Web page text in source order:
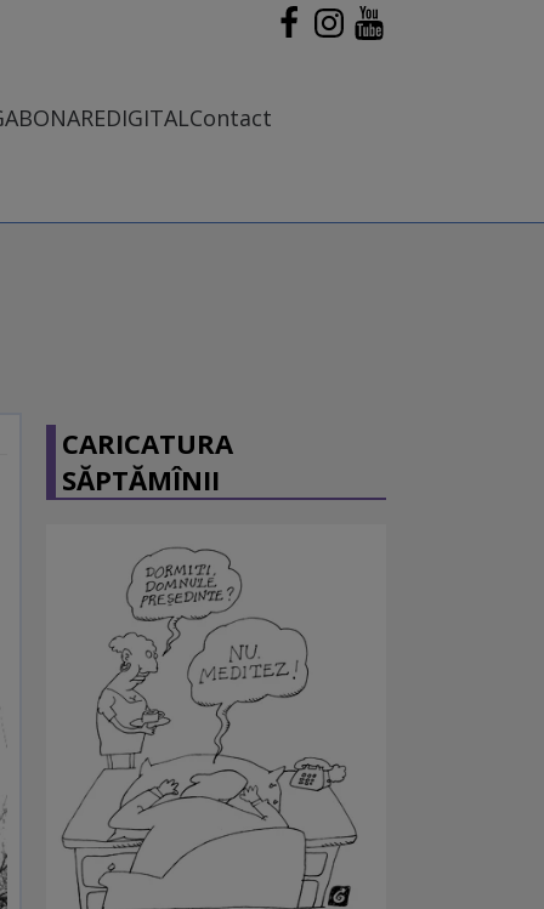
ABONAREDIGITALContact
CARICATURA
SĂPTĂMÎNII